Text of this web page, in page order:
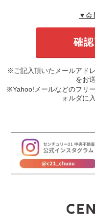
▼会
※ご記入頂いたメールアド
をお
※Yahoo!メールなどのフリ
ォルダに